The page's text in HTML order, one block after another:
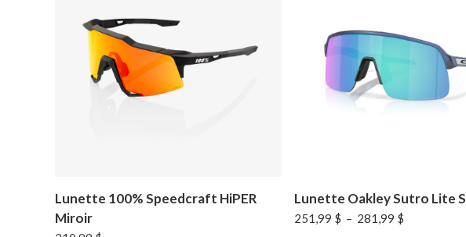
Lunette 100% Speedcraft HiPER
Miroir
Lunette Oakley Sutro Lite S
251,99 $ – 281,99 $Plage